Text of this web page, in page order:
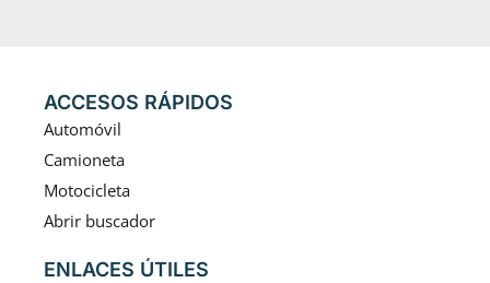
ACCESOS RÁPIDOS
Automóvil
Camioneta
Motocicleta
Abrir buscador
ENLACES ÚTILES